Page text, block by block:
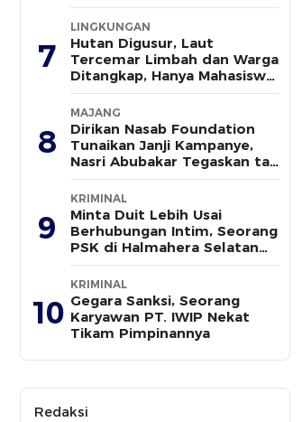
7
LINGKUNGAN
Hutan Digusur, Laut
Tercemar Limbah dan Warga
Ditangkap, Hanya Mahasiswa
yang Bersuara
8
MAJANG
Dirikan Nasab Foundation
Tunaikan Janji Kampanye,
Nasri Abubakar Tegaskan tak
Ada Kepentingan Politik
9
KRIMINAL
Minta Duit Lebih Usai
Berhubungan Intim, Seorang
PSK di Halmahera Selatan
Tewas Ditusuk
10
KRIMINAL
Gegara Sanksi, Seorang
Karyawan PT. IWIP Nekat
Tikam Pimpinannya
Redaksi